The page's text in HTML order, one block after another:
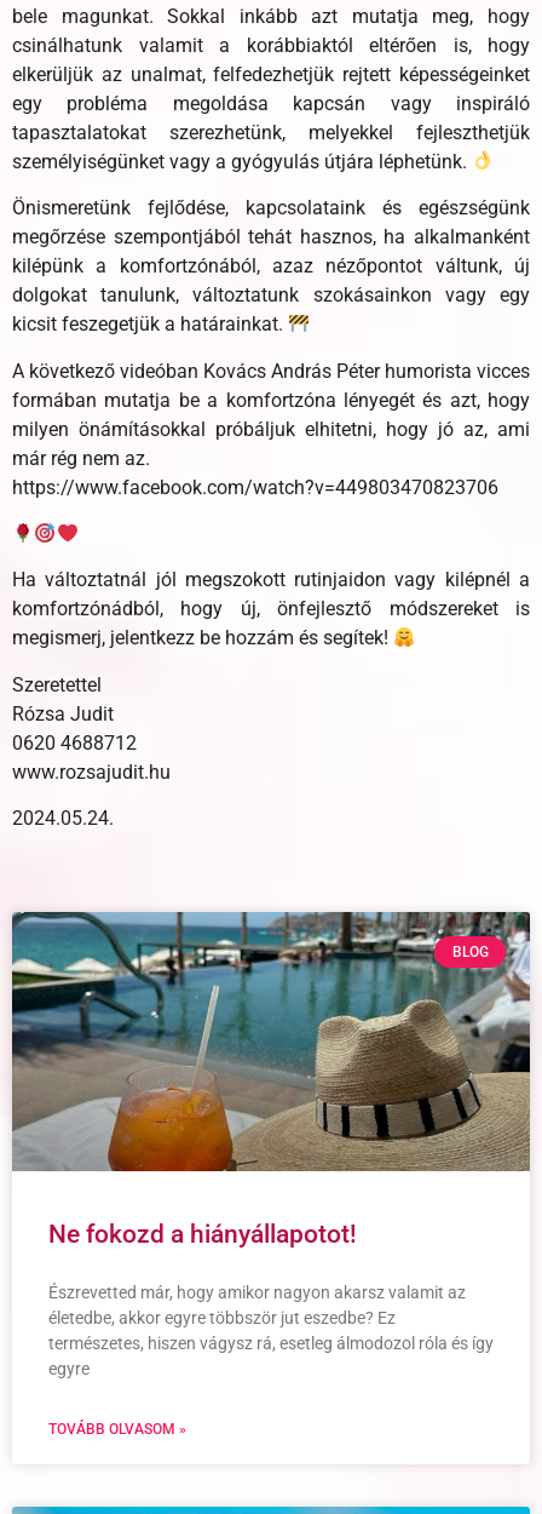
bele magunkat. Sokkal inkább azt mutatja meg, hogy
csinálhatunk valamit a korábbiaktól eltérően is, hogy
elkerüljük az unalmat, felfedezhetjük rejtett képességeinket
egy probléma megoldása kapcsán vagy inspiráló
tapasztalatokat szerezhetünk, melyekkel fejleszthetjük
személyiségünket vagy a gyógyulás útjára léphetünk.
Önismeretünk fejlődése, kapcsolataink és egészségünk
megőrzése szempontjából tehát hasznos, ha alkalmanként
kilépünk a komfortzónából, azaz nézőpontot váltunk, új
dolgokat tanulunk, változtatunk szokásainkon vagy egy
kicsit feszegetjük a határainkat.
A következő videóban Kovács András Péter humorista vicces
formában mutatja be a komfortzóna lényegét és azt, hogy
milyen önámításokkal próbáljuk elhitetni, hogy jó az, ami
már rég nem az.
https://www.facebook.com/watch?v=449803470823706
Ha változtatnál jól megszokott rutinjaidon vagy kilépnél a
komfortzónádból, hogy új, önfejlesztő módszereket is
megismerj, jelentkezz be hozzám és segítek!
Szeretettel
Rózsa Judit
0620 4688712
www.rozsajudit.hu
2024.05.24.
BLOG
Ne fokozd a hiányállapotot!
Észrevetted már, hogy amikor nagyon akarsz valamit az
életedbe, akkor egyre többször jut eszedbe? Ez
természetes, hiszen vágysz rá, esetleg álmodozol róla és így
egyre
TOVÁBB OLVASOM »